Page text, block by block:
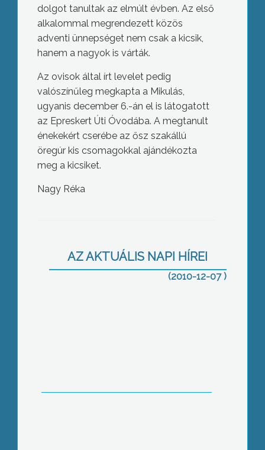
dolgot tanultak az elmúlt évben. Az első
alkalommal megrendezett közös
adventi ünnepséget nem csak a kicsik,
hanem a nagyok is várták.
Az ovisok által írt levelet pedig
valószínűleg megkapta a Mikulás,
ugyanis december 6.-án el is látogatott
az Epreskert Úti Óvodába. A megtanult
énekekért cserébe az ősz szakállú
öregúr kis csomagokkal ajándékozta
meg a kicsiket.
Nagy Réka
AZ AKTUÁLIS NAPI HÍREI
(2010-12-07 )
millió lakójával a mai kormány célja az,
hogy önellátó családokká váljanak